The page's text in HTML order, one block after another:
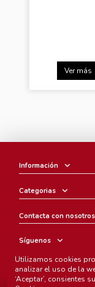
Ver más
Información
Categorias
Contacta con nosotros
Síguenos
Boletín
Utilizamos cookies
analizar el uso de la
‘Aceptar’, consientes